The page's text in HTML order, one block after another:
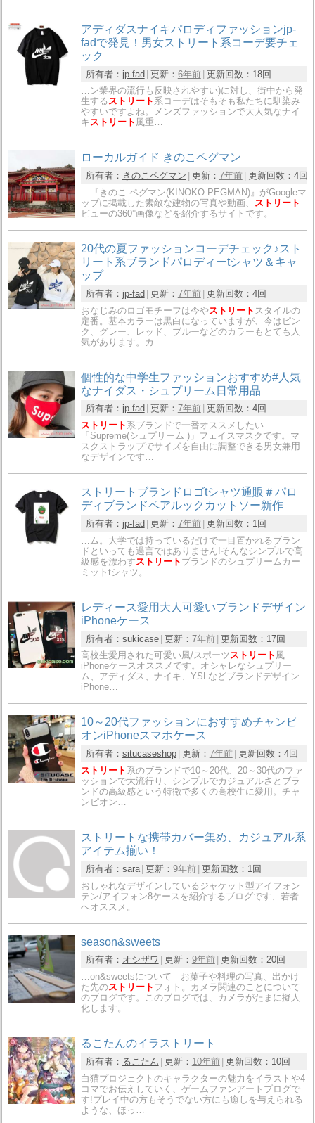
アディダスナイキパロディファッションjp-
fadで発見！男女ストリート系コーデ要チェ
ック
所有者： jp-fad 更新： 6年前 更新回数： 18回
…ン業界の流行も反映されやすい)に対し、街中から発
生するストリート 系コーデはそもそも私たちに馴染み
やすいですよね。メンズファッションで大人気なナイ
キストリート 風重…
ローカルガイド きのこペグマン
所有者： きのこペグマン 更新： 7年前 更新回数： 4回
…『きのこ ペグマン(KINOKO PEGMAN)』がGoogleマ
ップに掲載した素敵な建物の写真や動画、 ストリート
ビューの360°画像などを紹介するサイトです。
20代の夏ファッションコーデチェック♪スト
リート系ブランドパロディーtシャツ＆キャ
ップ
所有者： jp-fad 更新： 7年前 更新回数： 4回
おなじみのロゴモチーフは今やストリート スタイルの
定番。基本カラーは黒白になっていますが、今はピン
ク、グレー、レッド、ブルーなどのカラーもとても人
気があります。カ…
個性的な中学生ファッションおすすめ#人気
なナイダス・シュプリーム日常用品
所有者： jp-fad 更新： 7年前 更新回数： 4回
ストリート 系ブランドで一番オススメしたい
「Supreme(シュプリーム )」フェイスマスクです。マ
スクストラップでサイズを自由に調整できる男女兼用
なデザインです…
ストリートブランドロゴtシャツ通販＃パロ
ディブランドペアルックカットソー新作
所有者： jp-fad 更新： 7年前 更新回数： 1回
…ム。大学では持っているだけで一目置かれるブラン
ドといっても過言ではありません!そんなシンプルで高
級感を漂わす ストリート ブランドのシュプリームカー
ミットtシャツ。
レディース愛用大人可愛いブランドデザイン
iPhoneケース
所有者： sukicase 更新： 7年前 更新回数： 17回
高校生愛用された可愛い風/スポーツストリート 風
iPhoneケースオススメです。オシャレなシュプリー
ム、アディダス、ナイキ、YSLなどブランドデザイン
iPhone…
10～20代ファッションにおすすめチャンピ
オンiPhoneスマホケース
所有者： situcaseshop 更新： 7年前 更新回数： 4回
ストリート 系のブランドで10～20代、20～30代のファ
ッションで大流行り、シンプルでカジュアルさとブラ
ンドの高級感という特徴で多くの高校生に愛用。チャ
ンピオン…
ストリートな携帯カバー集め、カジュアル系
アイテム揃い！
所有者： sara 更新： 9年前 更新回数： 1回
おしゃれなデザインしているジャケット型アイフォン
テン/アイフォン8ケースを紹介するブログです、若者
へオススメ。
season&sweets
所有者： オシザワ 更新： 9年前 更新回数： 20回
…on&sweetsについて―お菓子や料理の写真、出かけ
た先のストリート フォト。カメラ関連のことについて
のブログです。このブログでは、カメラがたまに擬人
化します。
るこたんのイラストリート
所有者： るこたん 更新： 10年前 更新回数： 10回
白猫プロジェクトのキャラクターの魅力をイラストや4
コマでお伝えしていく、ゲームファンアートブログで
す!プレイ中の方もそうでない方にも癒しを与えられる
ような、ほっ…